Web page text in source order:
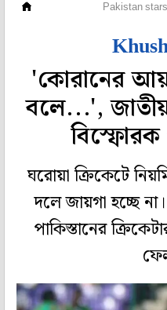
Pakistan
'কোরানের
বলে...',
ঘরোয়া ক্রিকেটে
দলে জায়গা হচ্ছে
পাকিস্তানের